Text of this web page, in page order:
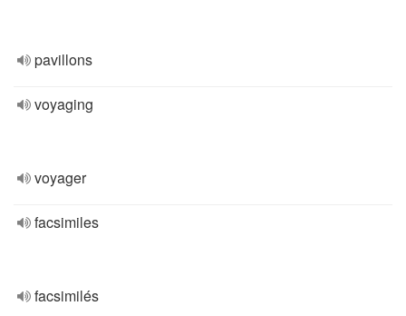
pavillons
voyaging
voyager
facsimiles
facsimilés